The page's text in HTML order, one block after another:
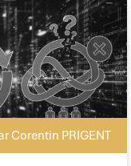
Corentin PRIGENT